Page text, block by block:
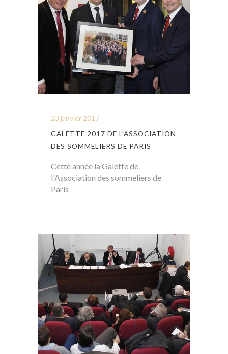
23 janvier 2017
GALETTE 2017 DE L’ASSOCIATION
DES SOMMELIERS DE PARIS
Cette année la Galette de
l'Association des sommeliers de
Paris